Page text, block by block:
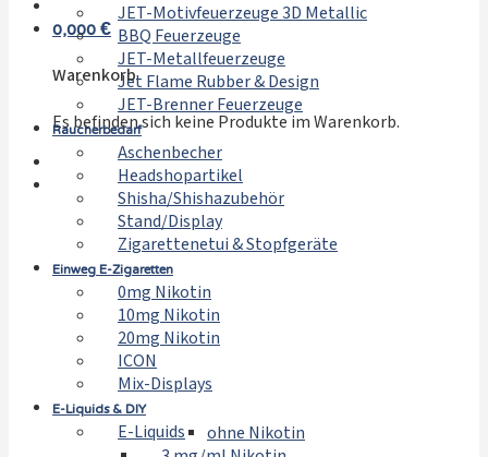
0,000€
Warenkorb
Es befinden sich keine Produkte im Warenkorb.
JET-Motivfeuerzeuge 3D Metallic
BBQ Feuerzeuge
JET-Metallfeuerzeuge
Jet Flame Rubber & Design
JET-Brenner Feuerzeuge
Raucherbedarf
Aschenbecher
Headshopartikel
Shisha/Shishazubehör
Stand/Display
Zigarettenetui & Stopfgeräte
Einweg E-Zigaretten
0mg Nikotin
10mg Nikotin
20mg Nikotin
ICON
Mix-Displays
E-Liquids & DIY
E-Liquids
ohne Nikotin